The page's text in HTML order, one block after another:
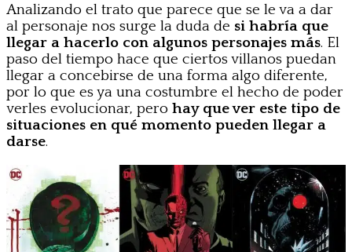
Analizando el trato que parece que se le va a dar
al personaje nos surge la duda de si habría que
llegar a hacerlo con algunos personajes más. El
paso del tiempo hace que ciertos villanos puedan
llegar a concebirse de una forma algo diferente,
por lo que es ya una costumbre el hecho de poder
verles evolucionar, pero hay que ver este tipo de
situaciones en qué momento pueden llegar a
darse.